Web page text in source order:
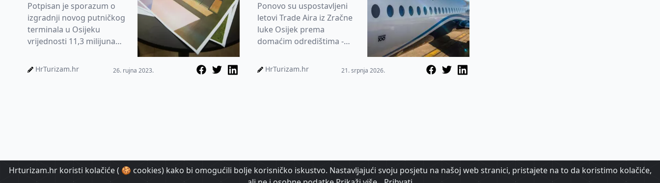
Potpisan je sporazum o
izgradnji novog putničkog
terminala u Osijeku
vrijednosti 11,3 milijuna
HrTurizam.hr 26. rujna 2023.
Ponovo su uspostavljeni
letovi Trade Aira iz Zračne
luke Osijek prema
domaćim odredištima -
Splitu i Dubrovniku
HrTurizam.hr 21. srpnja 2026.
Hrturizam.hr koristi kolačiće ( 🍪 cookies) kako bi omogućili bolje korisničko iskustvo. Nastavljajući svoju posjetu na našoj web stranici, pristajete na to da koristimo kolačiće,